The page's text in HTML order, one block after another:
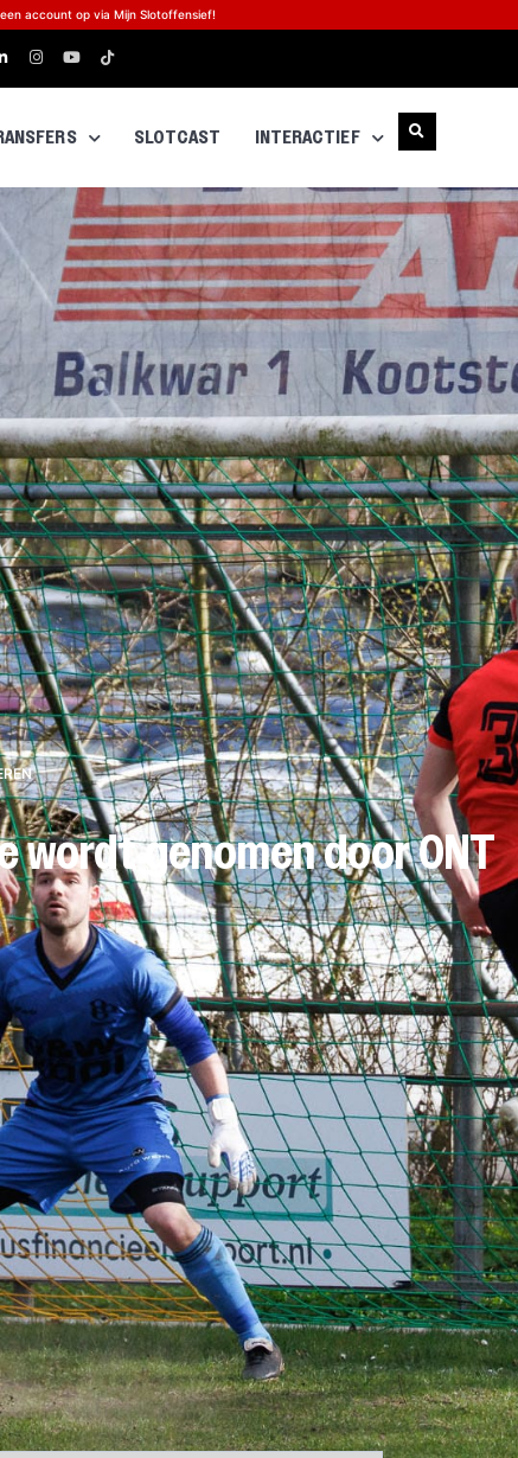
account op via Mijn Slotoffensief!
SLOTCAST INTERACTIEF
wordt genomen door ONT